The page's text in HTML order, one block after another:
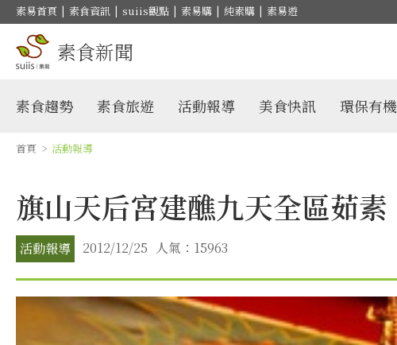
素易首頁 | 素食資訊 | suiis觀點 | 素易購 | 純素購 | 素易遊
素食新聞
素食趨勢 素食旅遊 活動報導 美食快訊 環保有機
首頁 > 活動報導
旗山天后宮建醮九天全區茹素
活動報導 2012/12/25 人氣：15963